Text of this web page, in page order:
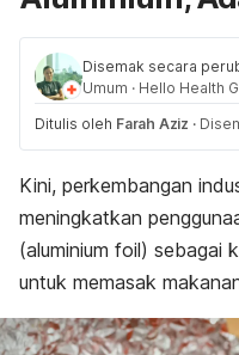
Disemak secara
Umum · Hello Health
Ditulis oleh Farah Aziz ·
Kini, perkembangan
meningkatkan
(aluminium foil) sebagai
untuk memasak